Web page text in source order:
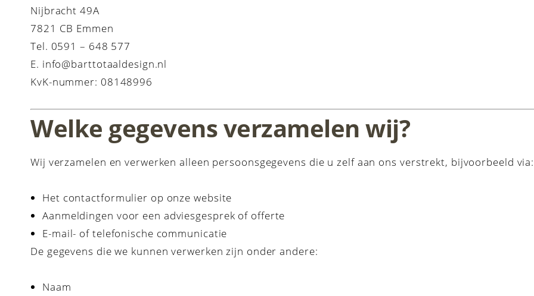
Nijbracht 49A
7821 CB Emmen
Tel. 0591 – 648 577
E. info@barttotaaldesign.nl
KvK-nummer: 08148996
Welke gegevens verzamelen wij?
Wij verzamelen en verwerken alleen persoonsgegevens die u zelf aan ons verstrekt, bijvoorbeeld via:
Het contactformulier op onze website
Aanmeldingen voor een adviesgesprek of offerte
E-mail- of telefonische communicatie
De gegevens die we kunnen verwerken zijn onder andere:
Naam